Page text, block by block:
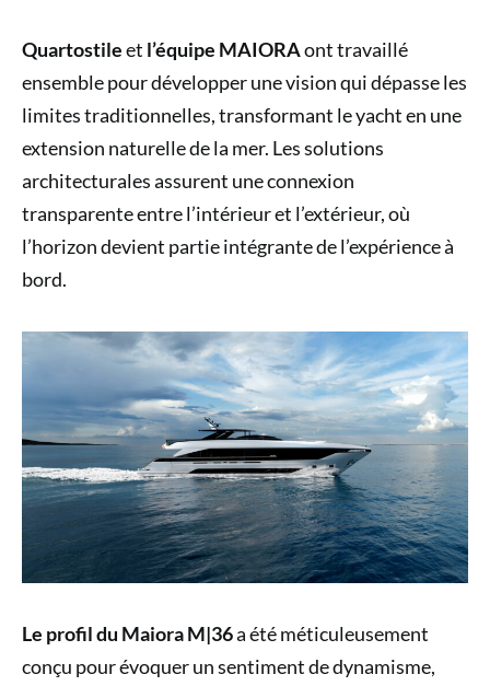
Quartostileet l’équipe MAIORAont travaillé
ensemble pour développer une vision qui dépasse les
limites traditionnelles, transformant le yacht en une
extension naturelle de la mer. Les solutions
architecturales assurent une connexion
transparente entre l’intérieur et l’extérieur, où
l’horizon devient partie intégrante de l’expérience à
bord.
Le profil du Maiora M|36a été méticuleusement
conçu pour évoquer un sentiment de dynamisme,